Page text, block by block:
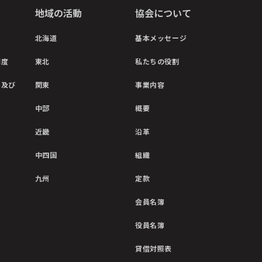
び
地域の活動
北海道
東北
関東
中部
近畿
中四国
九州
協会について
基本メッセージ
私たちの役割
事業内容
概要
沿革
組織
定款
会員名簿
役員名簿
貸借対照表